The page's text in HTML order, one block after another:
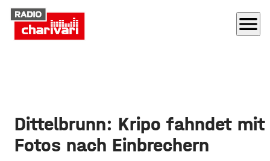
menu
Dittelbrunn: Kripo fahndet mit
Fotos nach Einbrechern